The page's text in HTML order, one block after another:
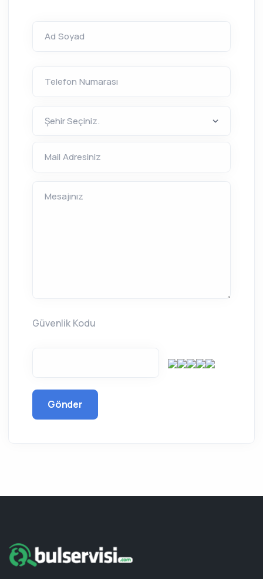
Ad Soyad
Telefon Numarası
Mail Adresiniz
Mesajınız
Güvenlik Kodu
Gönder